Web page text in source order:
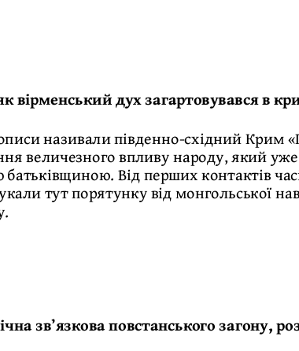
вірменський дух загартовувався в
називали південно-східний Крим
величезного впливу народу, який
Від перших контактів
тут порятунку від монгольської
звʼязкова повстанського загону,